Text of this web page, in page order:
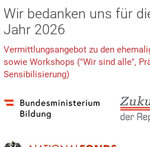
Wir bedanken uns für
Jahr 2026
Vermittlungsangebot zu den
sowie Workshops ("Wir sind alle",
Sensibilisierung)